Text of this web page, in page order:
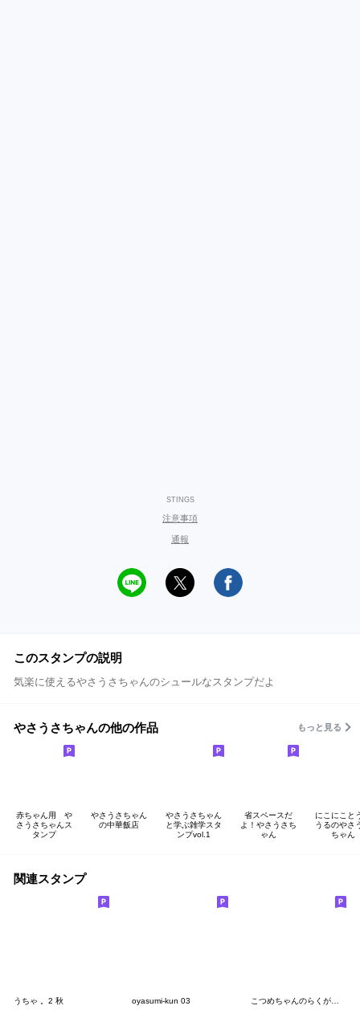
STINGS
注意事項
通報
このスタンプの説明
気楽に使えるやさうさちゃんのシュールなスタンプだよ
やさうさちゃんの他の作品 もっと見る
赤ちゃん用 や
さうさちゃんス
タンプ
やさうさちゃん
の中華飯店
やさうさちゃん
と学ぶ雑学スタ
ンプvol.1
省スペースだ
よ！やさうさち
ゃん
にこにこと
うるのやさ
ちゃん
関連スタンプ
うちゃ 。2 秋 oyasumi-kun 03 こつめちゃんのらくがき。(まじのやつ)